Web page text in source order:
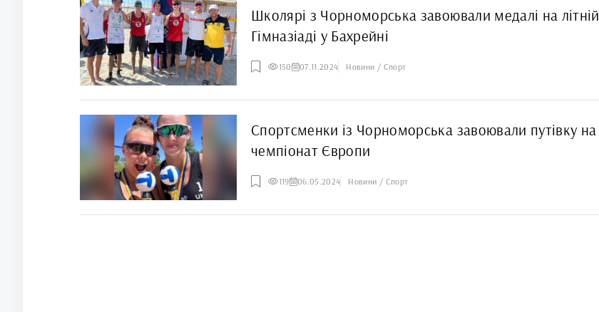
Школярі з Чорноморська завоювали медалі на літній
Гімназіаді у Бахрейні
150 07.11.2024 Новини / Спорт
Спортсменки із Чорноморська завоювали путівку на
чемпіонат Європи
119 06.05.2024 Новини / Спорт